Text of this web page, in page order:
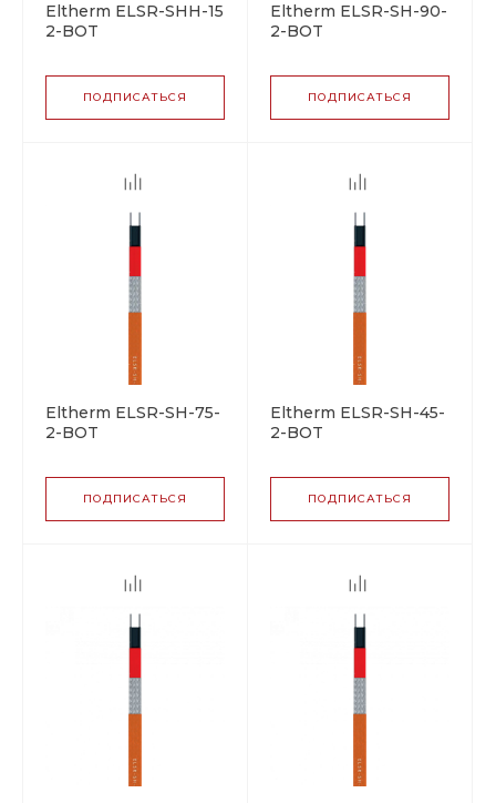
Eltherm ELSR-SHH-15-
2-BOT
греющий кабель
ПОДПИСАТЬСЯ
Eltherm ELSR-SH-90-
2-BOT
греющий кабель
ПОДПИСАТЬСЯ
Eltherm ELSR-SH-75-
2-BOT
греющий кабель
ПОДПИСАТЬСЯ
Eltherm ELSR-SH-45-
2-BOT
греющий кабель
ПОДПИСАТЬСЯ